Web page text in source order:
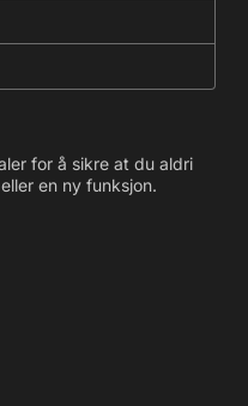
for å sikre at du aldri
en ny funksjon.